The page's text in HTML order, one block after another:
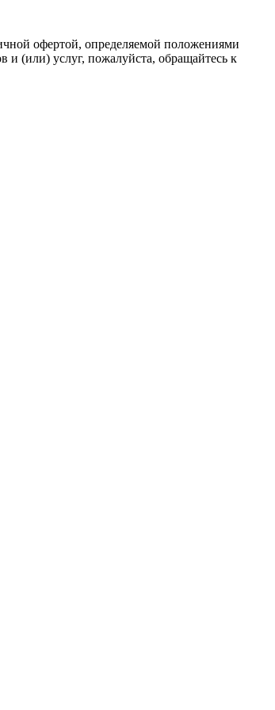
офертой, определяемой положениями
и (или) услуг, пожалуйста, обращайтесь к